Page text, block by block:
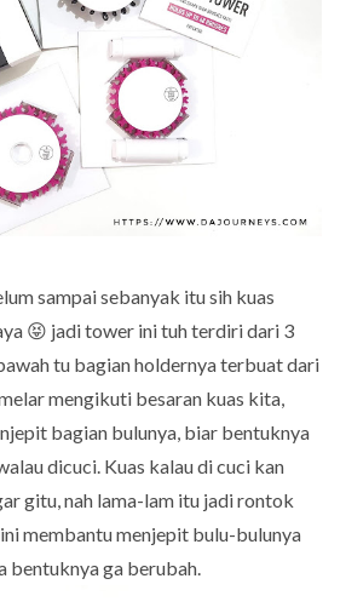
sampai sebanyak itu sih kuas
😝 jadi tower ini tuh terdiri dari 3
tu bagian holdernya terbuat dari
mengikuti besaran kuas kita,
bagian bulunya, biar bentuknya
dicuci. Kuas kalau di cuci kan
gitu, nah lama-lam itu jadi rontok
membantu menjepit bulu-bulunya
bentuknya ga berubah.